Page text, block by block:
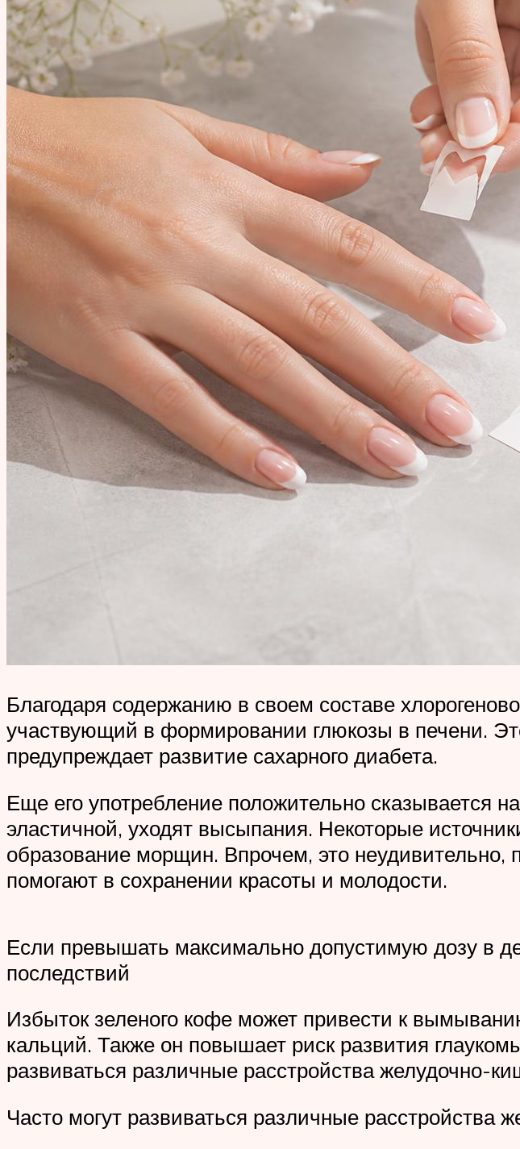
Благодаря содержанию в своем составе
участвующий в формировании глюкозы в печени.
предупреждает развитие сахарного диабета.
Еще его употребление положительно сказывается
эластичной, уходят высыпания. Некоторые
образование морщин. Впрочем, это неудивительно,
помогают в сохранении красоты и молодости.
Если превышать максимально допустимую дозу в
последствий
Избыток зеленого кофе может привести к
кальций. Также он повышает риск развития
развиваться различные расстройства желудочно-
Часто могут развиваться различные расстройства